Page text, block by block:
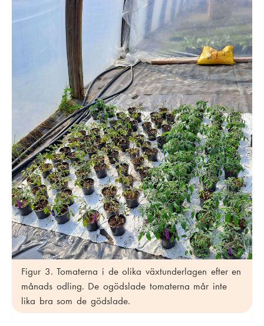
Figur 3. Tomaterna i de olika växtunderlagen efter en
månads odling. De ogödslade tomaterna mår inte
lika bra som de gödslade.